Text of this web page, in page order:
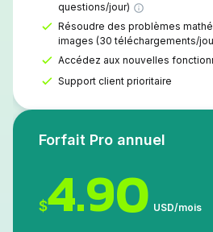
questions/jour)
Résoudre des problèmes
images (30 téléchargements/
Accédez aux nouvelles
Support client prioritaire
Forfait Pro annuel
$4.90 USD/mois